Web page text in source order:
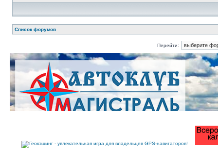
Список форумов
Перейти: